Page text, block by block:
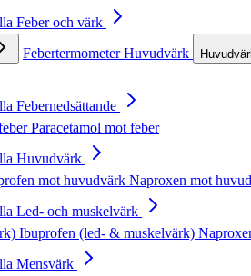
Feber och värk
FebertermometerHuvudvärk
Febernedsättande
Paracetamol mot feber
Huvudvärk
mot huvudvärk Naproxen mot
Led- och muskelvärk
Ibuprofen (led- & muskelvärk)
Mensvärk